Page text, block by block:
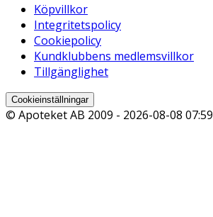
Köpvillkor
Integritetspolicy
Cookiepolicy
Kundklubbens medlemsvillkor
Tillgänglighet
Cookieinställningar
© Apoteket AB 2009 - 2026-08-08